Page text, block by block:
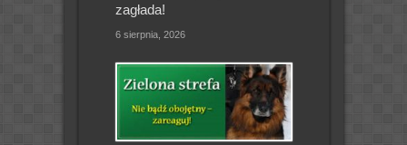
zagłada!
6 sierpnia, 2026